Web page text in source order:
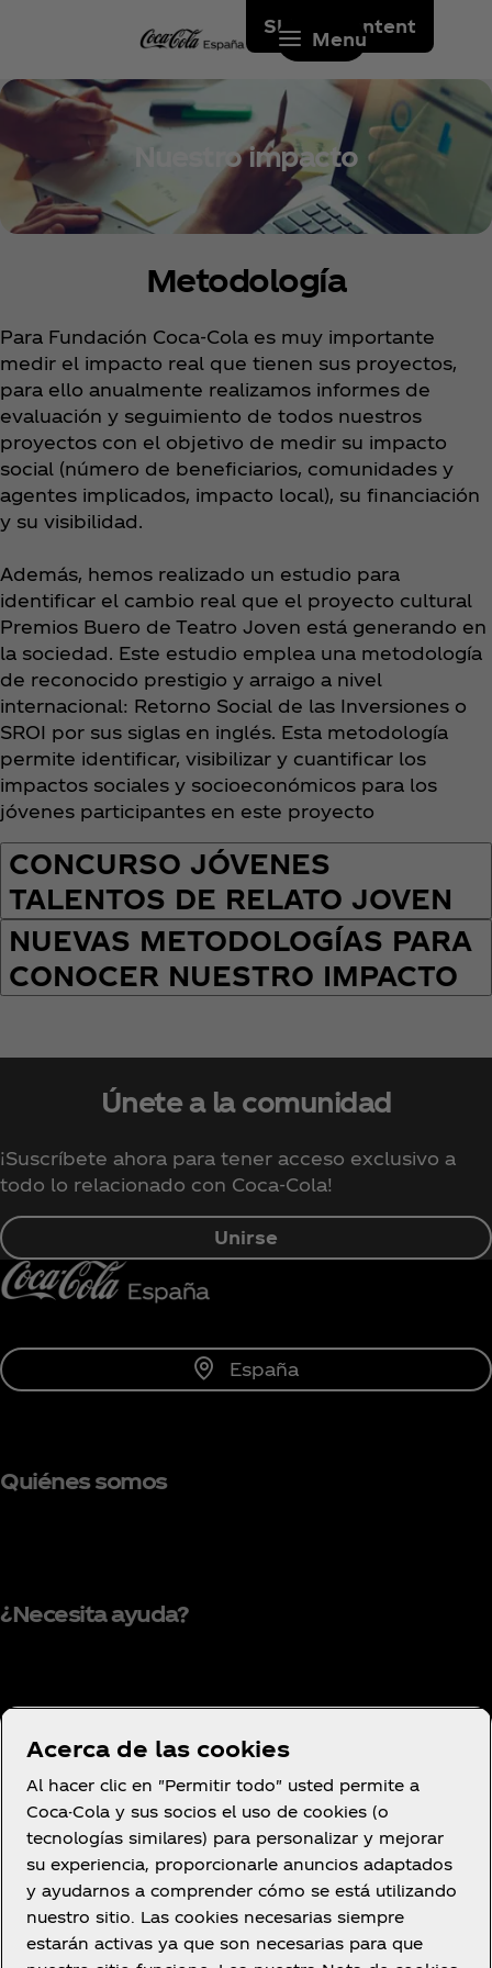
Skip to content
Menu
Nuestro impacto
Metodología
Para Fundación Coca‑Cola es muy importante
medir el impacto real que tienen sus proyectos,
para ello anualmente realizamos informes de
evaluación y seguimiento de todos nuestros
proyectos con el objetivo de medir su impacto
social (número de beneficiarios, comunidades y
agentes implicados, impacto local), su financiación
y su visibilidad.
Además, hemos realizado un estudio para
identificar el cambio real que el proyecto cultural
Premios Buero de Teatro Joven está generando en
la sociedad. Este estudio emplea una metodología
de reconocido prestigio y arraigo a nivel
internacional: Retorno Social de las Inversiones o
SROI por sus siglas en inglés. Esta metodología
permite identificar, visibilizar y cuantificar los
impactos sociales y socioeconómicos para los
jóvenes participantes en este proyecto
CONCURSO JÓVENES
TALENTOS DE RELATO JOVEN
NUEVAS METODOLOGÍAS PARA
CONOCER NUESTRO IMPACTO
Únete a la comunidad
¡Suscríbete ahora para tener acceso exclusivo a
todo lo relacionado con Coca‑Cola!
Unirse
España
Quiénes somos
¿Necesita ayuda?
Configuración de cookies
Aviso de cookies
Declaración de Accesibilidad
Acerca de las cookies
Al hacer clic en "Permitir todo" usted permite a
Coca-Cola y sus socios el uso de cookies (o
tecnologías similares) para personalizar y mejorar
su experiencia, proporcionarle anuncios adaptados
y ayudarnos a comprender cómo se está utilizando
nuestro sitio. Las cookies necesarias siempre
estarán activas ya que son necesarias para que